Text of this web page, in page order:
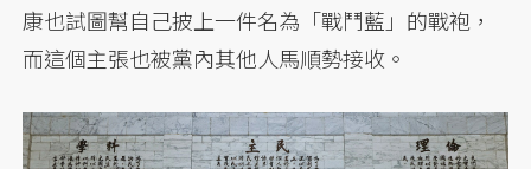
康也試圖幫自己披上一件名為「戰鬥藍」的戰袍，
而這個主張也被黨內其他人馬順勢接收。